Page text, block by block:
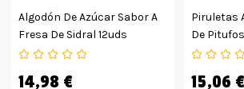
Algodón De Azúcar Sabor A
Fresa De Sidral 12uds
14,98 €
Piruletas
De
Unidades
15,06 €